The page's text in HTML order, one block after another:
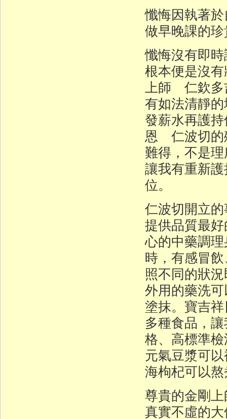
懺悔因執著
做早晚課的
懺悔沒有即
根本便是沒
上師 仁欽多
有如法清靜
發薪水再護
恩 仁波切的
難得，不是
讓我有重新
位。
仁波切開立
提供品質最
心的中藥調
時，有感冒
照不同的狀
外用的藥洗
塗抹。寶吉
多種食品，
格、高標準
元氣豆漿可
海枸杞可以
尊貴的金剛
真實不虛的